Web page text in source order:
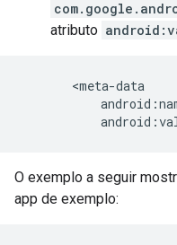
atributo
       <meta-data
O exemplo a seguir
app de exemplo: